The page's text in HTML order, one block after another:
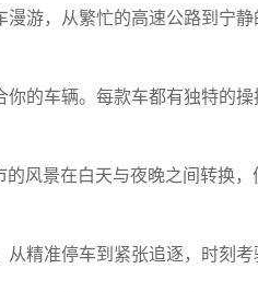
游，从繁忙的高速公路到宁
的车辆。每款车都有独特的
风景在白天与夜晚之间转换
精准停车到紧张追逐，时刻考